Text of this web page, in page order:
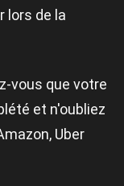
lors de la
vous que votre
et n'oubliez
Uber